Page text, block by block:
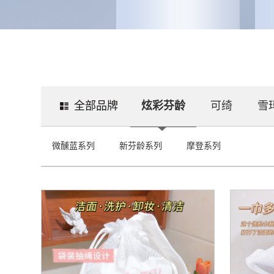
全部品牌 炫彩芬龄 可绮 雪
微醺蓝系列 新芬龄系列 摩登系列